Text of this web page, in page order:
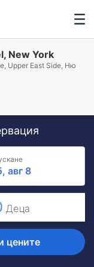
New York
Upper East Side, Ню
авг 8
Деца
цените